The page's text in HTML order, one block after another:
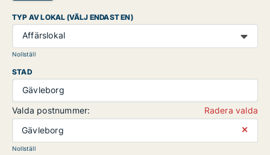
TYP AV LOKAL (VÄLJ ENDAST EN)
Affärslokal
Nollställ
STAD
Gävleborg
Valda postnummer:
Radera valda
Gävleborg
⨯
Nollställ